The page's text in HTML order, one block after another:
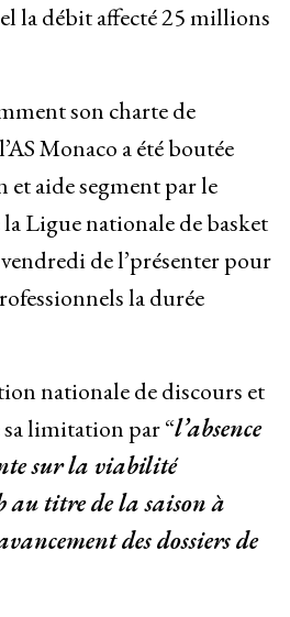
la débit affecté 25 millions
son charte de
Monaco a été boutée
aide segment par le
Ligue nationale de basket
de l’présenter pour
la durée
nationale de discours et
sa limitation par “l’absence
sur la viabilité
au titre de la saison à
des dossiers de